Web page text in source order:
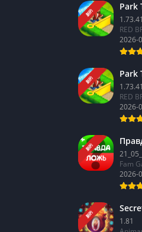
新的
Park
RED
2026-
新的
Park
RED
2026-
新的
Fam
2026-
新的
1.81